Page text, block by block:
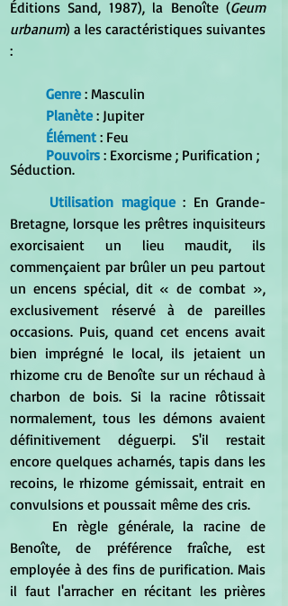
Éditions Sand, 1987), la Benoîte (Geum
urbanum) a les caractéristiques suivantes
:
Genre : Masculin
Planète : Jupiter
Élément : Feu
Pouvoirs : Exorcisme ; Purification ;
Séduction.
Utilisation magique : En Grande-
Bretagne, lorsque les prêtres inquisiteurs
exorcisaient un lieu maudit, ils
commençaient par brûler un peu partout
un encens spécial, dit « de combat »,
exclusivement réservé à de pareilles
occasions. Puis, quand cet encens avait
bien imprégné le local, ils jetaient un
rhizome cru de Benoîte sur un réchaud à
charbon de bois. Si la racine rôtissait
normalement, tous les démons avaient
définitivement déguerpi. S'il restait
encore quelques acharnés, tapis dans les
recoins, le rhizome gémissait, entrait en
convulsions et poussait même des cris.
Benoîte, de préférence fraîche, est
employée à des fins de purification. Mais
il faut l'arracher en récitant les prières